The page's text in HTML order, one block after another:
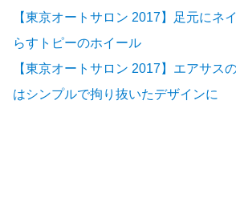
【東京オートサロン 2017】足元にネ
らすトピーのホイール
【東京オートサロン 2017】エアサス
はシンプルで拘り抜いたデザインに